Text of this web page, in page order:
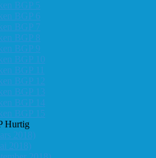
BGP 5
BGP 6
BGP 7
BGP 8
BGP 9
BGP 10
BGP 11
BGP 12
BGP 13
BGP 14
BGP 15
Hurtig
2018)
2018)